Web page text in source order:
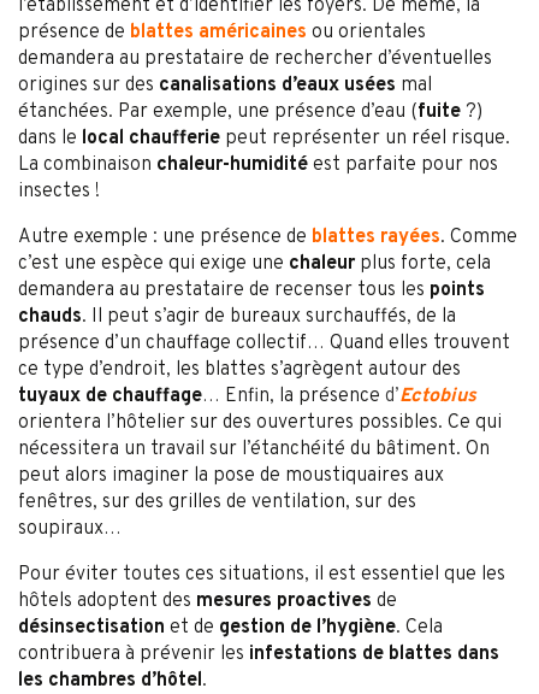
l’établissement et d’identifier les foyers. De même, la
présence de blattes américaines ou orientales
demandera au prestataire de rechercher d’éventuelles
origines sur des canalisations d’eaux usées mal
étanchées. Par exemple, une présence d’eau (fuite ?)
dans le local chaufferie peut représenter un réel risque.
La combinaison chaleur-humidité est parfaite pour nos
insectes !
Autre exemple : une présence de blattes rayées. Comme
c’est une espèce qui exige une chaleur plus forte, cela
demandera au prestataire de recenser tous les points
chauds. Il peut s’agir de bureaux surchauffés, de la
présence d’un chauffage collectif… Quand elles trouvent
ce type d’endroit, les blattes s’agrègent autour des
tuyaux de chauffage… Enfin, la présence d’Ectobius
orientera l’hôtelier sur des ouvertures possibles. Ce qui
nécessitera un travail sur l’étanchéité du bâtiment. On
peut alors imaginer la pose de moustiquaires aux
fenêtres, sur des grilles de ventilation, sur des
soupiraux…
Pour éviter toutes ces situations, il est essentiel que les
hôtels adoptent des mesures proactives de
désinsectisation et de gestion de l’hygiène. Cela
contribuera à prévenir les infestations de blattes dans
les chambres d’hôtel.